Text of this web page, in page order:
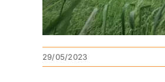
29/05/2023